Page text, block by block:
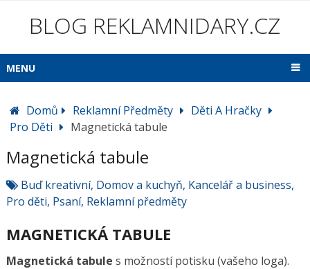
BLOG REKLAMNIDARY.CZ
MENU
Domů Reklamní Předměty
Děti A Hračky
Pro Děti
Magnetická tabule
Magnetická tabule
Buď kreativní, Domov a kuchyň, Kancelář a business,
Pro děti, Psaní, Reklamní předměty
MAGNETICKÁ TABULE
Magnetická tabule s možností potisku (vašeho loga).